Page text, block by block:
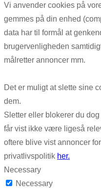
Vi anvender cookies på
gemmes på din enhed
data har til formål at
brugervenligheden
målretter annoncer mm.
Det er muligt at slette sine
dem.
Sletter eller blokerer du
får vist ikke være ligeså
oftere blive vist annoncer
privatlivspolitik her.
Necessary
Necessary